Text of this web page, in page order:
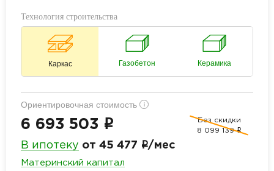
Технология строительства
Каркас Газобетон Керамика
Ориентировочная стоимость i
6 693 503 i
Без скидки
8 099 139 i
В ипотеку от 45 477 i/мес
Материнский капитал